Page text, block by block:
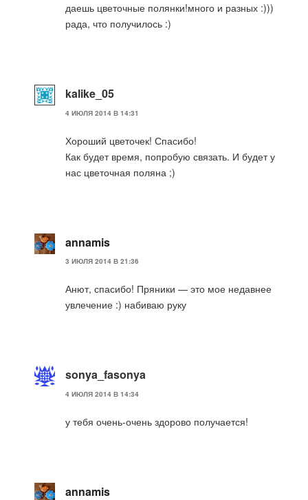
даешь цветочные полянки!много и разных :)))
рада, что получилось :)
kalike_05
4 ИЮЛЯ 2014 В 14:31
Хороший цветочек! Спасибо!
Как будет время, попробую связать. И будет у
нас цветочная поляна ;)
annamis
3 ИЮЛЯ 2014 В 21:36
Анют, спасибо! Пряники — это мое недавнее
увлечение :) набиваю руку
sonya_fasonya
4 ИЮЛЯ 2014 В 14:34
у тебя очень-очень здорово получается!
annamis